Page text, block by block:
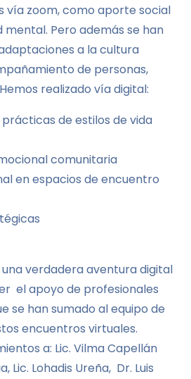
vía zoom, como aporte social
mental. Pero además se han
a la cultura
de personas,
realizado vía digital:
de estilos de vida
comunitaria
en espacios de encuentro
una verdadera aventura digital
el apoyo de profesionales
se han sumado al equipo de
encuentros virtuales.
a: Lic. Vilma Capellán
Lic. Lohadis Ureña, Dr. Luis